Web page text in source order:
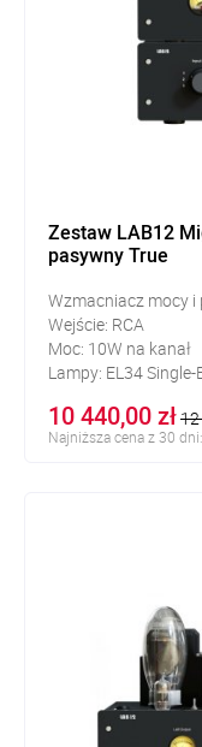
Zestaw LAB12
pasywny True
Wzmacniacz mocy
Wejście: RCA
Moc: 10W na kanał
Lampy: EL34 Single-
10 440,00 zł12
Najniższa cena z 30